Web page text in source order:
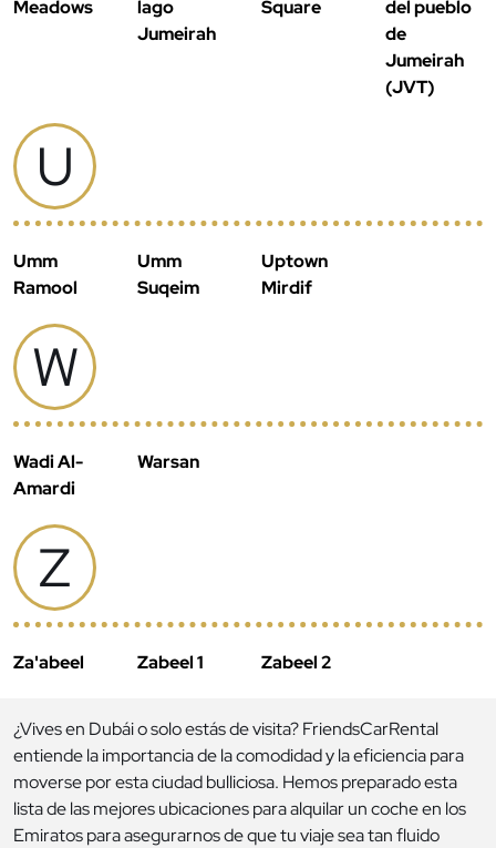
Meadows
lago
Jumeirah
Square
del pueblo
de
Jumeirah
(JVT)
U
Umm
Ramool
Umm
Suqeim
Uptown
Mirdif
W
Wadi Al-
Amardi
Warsan
Z
Za'abeel Zabeel 1 Zabeel 2
¿Vives en Dubái o solo estás de visita? FriendsCarRental
entiende la importancia de la comodidad y la eficiencia para
moverse por esta ciudad bulliciosa. Hemos preparado esta
lista de las mejores ubicaciones para alquilar un coche en los
Emiratos para asegurarnos de que tu viaje sea tan fluido